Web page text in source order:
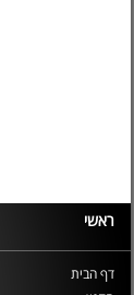
ראשי
דף הבית